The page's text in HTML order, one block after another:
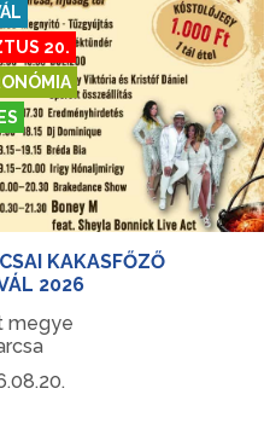
20.
KAKASFŐZŐ
2026
megye